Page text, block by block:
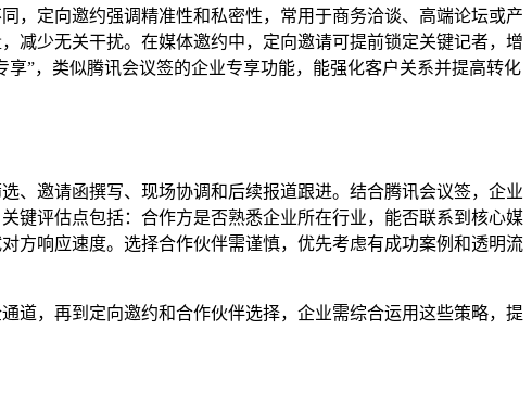
，定向邀约强调精准性和私密性，常用于商务洽谈、高端论坛或产
减少无关干扰。在媒体邀约中，定向邀请可提前锁定关键记者，增
”，类似腾讯会议签的企业专享功能，能强化客户关系并提高转化
、邀请函撰写、现场协调和后续报道跟进。结合腾讯会议签，企业
键评估点包括：合作方是否熟悉企业所在行业，能否联系到核心媒
方响应速度。选择合作伙伴需谨慎，优先考虑有成功案例和透明流
道，再到定向邀约和合作伙伴选择，企业需综合运用这些策略，提